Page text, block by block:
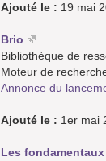
Ajouté le : 19 mai
Brio
Bibliothèque de
Moteur de
Annonce du
Ajouté le : 1er mai
Les fondamentaux